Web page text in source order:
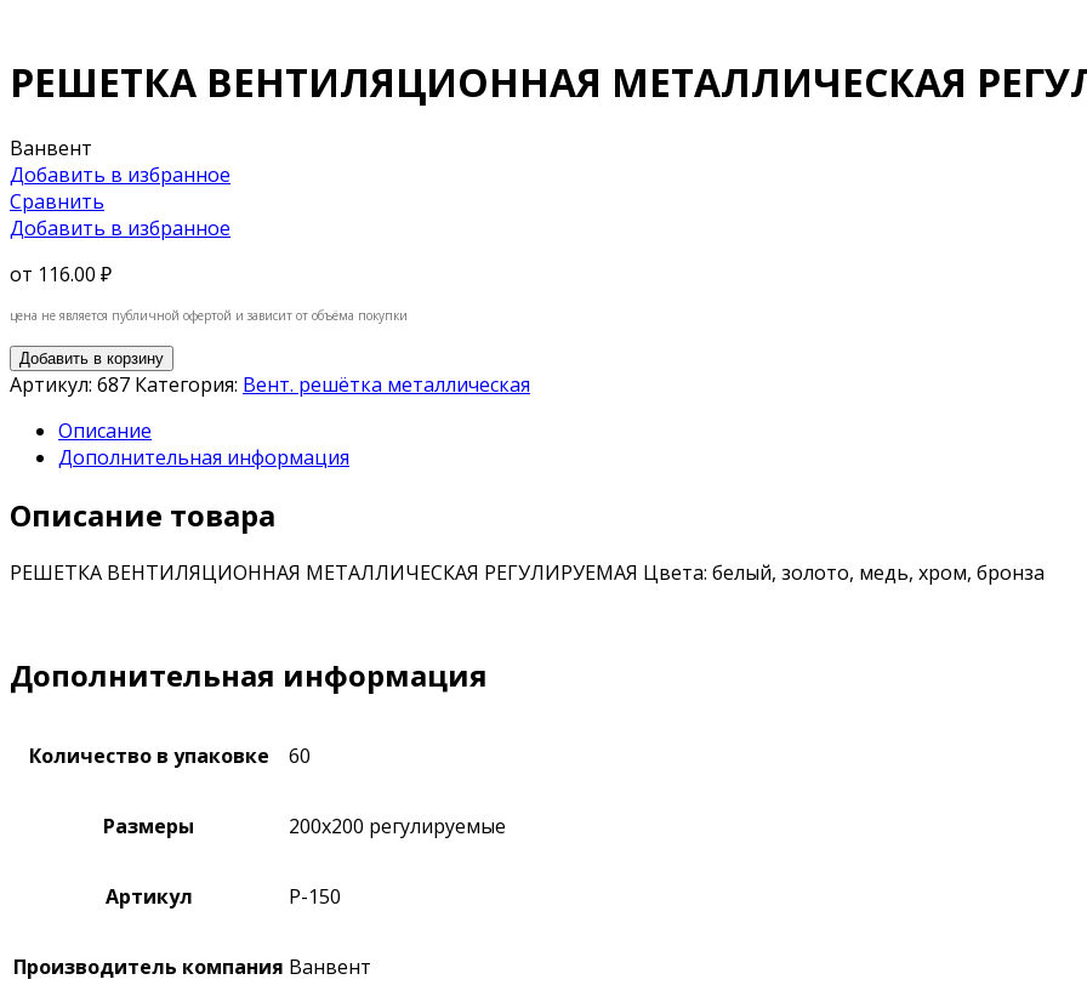
РЕШЕТКА ВЕНТИЛЯЦИОННАЯ МЕТАЛЛИЧЕСКАЯ
Ванвент
Добавить в избранное
Сравнить
Добавить в избранное
от 116.00 ₽
цена не является публичной офертой и зависит от объёма покупки
Добавить в корзину
Артикул: 687 Категория: Вент. решётка металлическая
Описание
Дополнительная информация
Описание товара
РЕШЕТКА ВЕНТИЛЯЦИОННАЯ МЕТАЛЛИЧЕСКАЯ РЕГУЛИРУЕМАЯ Цвета: белый, золото, медь, хром, бронза
Дополнительная информация
Количество в упаковке 60
Размеры 200х200 регулируемые
Артикул Р-150
Производитель компания Ванвент